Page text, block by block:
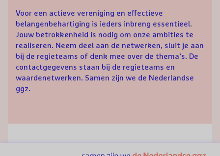
Voor een actieve vereniging en effectieve
belangenbehartiging is ieders inbreng essentieel.
Jouw betrokkenheid is nodig om onze ambities te
realiseren. Neem deel aan de netwerken, sluit je aan
bij de regieteams of denk mee over de thema’s. De
contactgegevens staan bij de regieteams en
waardenetwerken. Samen zijn we de Nederlandse
ggz.